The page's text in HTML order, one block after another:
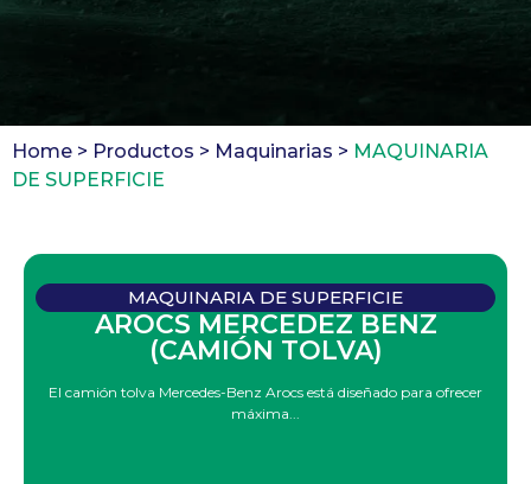
Home > Productos > Maquinarias > MAQUINARIA
DE SUPERFICIE
MAQUINARIA DE SUPERFICIE
AROCS MERCEDEZ BENZ
(CAMIÓN TOLVA)
El camión tolva Mercedes-Benz Arocs está diseñado para ofrecer
máxima...